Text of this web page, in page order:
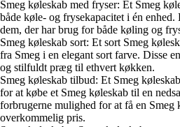
Smeg køleskab med fryser: Et Smeg
både køle- og frysekapacitet i én enhed.
dem, der har brug for både køling og
Smeg køleskab sort: Et sort Smeg
fra Smeg i en elegant sort farve. Disse
og stilfuldt præg til ethvert køkken.
Smeg køleskab tilbud: Et Smeg
for at købe et Smeg køleskab til en
forbrugerne mulighed for at få en Smeg
overkommelig pris.